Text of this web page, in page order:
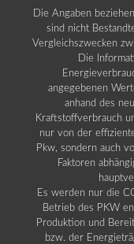
Die Angaben
sind nicht
Vergleichszwecken
Die
angegebenen
anhand des
Kraftstoffverbrauch
nur von der
Pkw, sondern auch
Faktoren
Es werden nur die
Betrieb des PKW
Produktion und
bzw. der